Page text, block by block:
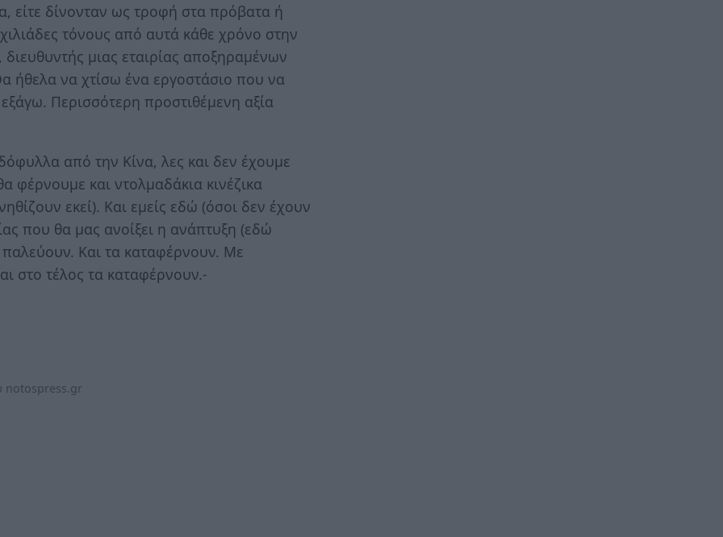
είτε δίνονταν ως τροφή στα πρόβατα ή
τόνους από αυτά κάθε χρόνο στην
μιας εταιρίας αποξηραμένων
ήθελα να χτίσω ένα εργοστάσιο που να
Περισσότερη προστιθέμενη αξία
από την Κίνα, λες και δεν έχουμε
φέρνουμε και ντολμαδάκια κινέζικα
εκεί). Και εμείς εδώ (όσοι δεν έχουν
που θα μας ανοίξει η ανάπτυξη (εδώ
Και τα καταφέρνουν. Με
στο τέλος τα καταφέρνουν.-
notospress.gr